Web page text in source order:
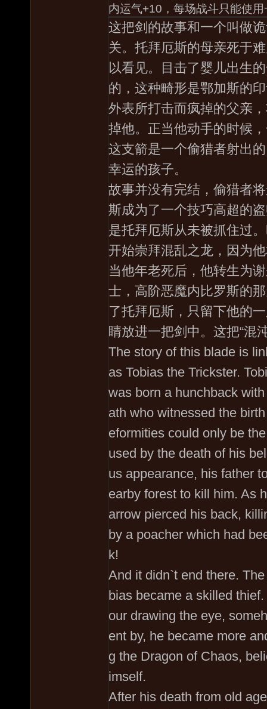
内运气+10，每场战斗只能使用
这把剑的故事和一个叫做
关。托拜厄斯的母亲死于
以看见。目击了婴儿出生
的，这种畸形是鄂加斯的
外表所打击而疯掉的父亲
掉他。正当他动手的时候
这支箭是一个偷猎者射出
幸运的孩子。
故事并没有完结，偷猎者
斯成为了一个技巧高超的
是托拜厄斯从未被抓住过
开始崇拜混乱之龙，因为
当他年老死后，他转生为
士，高阶恶魔内比罗斯的
了托拜厄斯，只留下他的
睛放进一把剑中。这把“混
The story of this blade is
as Tobias the Trickster.
was born a hunchback
ath who witnessed the
eformities could only be
used by the death of his
us appearance, his father
earby forest to kill him. As
arrow pierced his back,
by a poacher which had
k!
And it didn`t end there.
bias became a skilled
our drawing the eye,
ent by, he became more
g the Dragon of Chaos,
imself.
After his death from old